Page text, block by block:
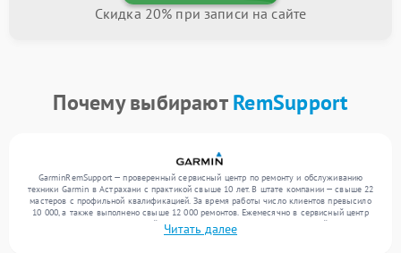
Скидка 20% при записи на сайте
Почему выбираютRemSupport
GarminRemSupport — проверенный сервисный центр по ремонту и обслуживанию
техники Garmin в Астрахани с практикой свыше 10 лет. В штате компании — свыше 22
мастеров с профильной квалификацией. За время работы число клиентов превысило
10 000, а также выполнено свыше 12 000 ремонтов. Ежемесячно в сервисный центр
поступает более 300 обращений, включая , , . Мы беремся за задачи любой сложности
и поддерживаем высокий стандарт качества благодаря опыту команды.
Читать далее